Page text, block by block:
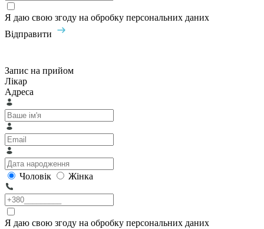
Я даю свою згоду на обробку персональних даних
Відправити
Запис на прийом
Лікар
Адреса
Чоловік Жінка
Я даю свою згоду на обробку персональних даних